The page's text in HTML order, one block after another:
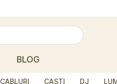
BLOG
CABLURI CASTI DJ